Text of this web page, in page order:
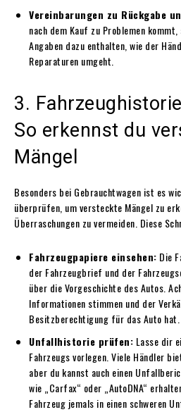
Vereinbarungen zu Rückgabe
nach dem Kauf zu Problemen
Angaben dazu enthalten, wie der
Reparaturen umgeht.
3.
So erkennst du
Mängel
Besonders bei Gebrauchtwagen ist es
überprüfen, um versteckte Mängel zu
Überraschungen zu vermeiden. Diese
Fahrzeugpapiere einsehen: Die
der Fahrzeugbrief und der
über die Vorgeschichte des Autos.
Informationen stimmen und der
Besitzberechtigung für das Auto hat.
Unfallhistorie prüfen: Lasse dir
Fahrzeugs vorlegen. Viele Händler
aber du kannst auch einen
wie „Carfax“ oder „AutoDNA“
Fahrzeug jemals in einen schweren